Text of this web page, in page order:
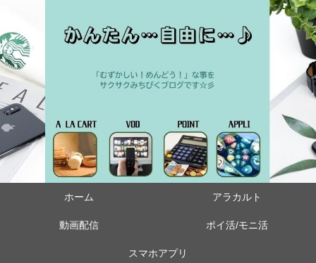
ホーム アラカルト
動画配信 ポイ活/モニ活
スマホアプリ